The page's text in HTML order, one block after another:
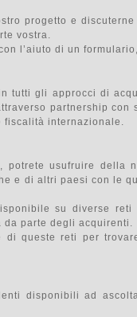
progetto e
vostra.
l’aiuto di un
tutti gli approcci di
partnership
fiscalità internazionale.
usufruire della
e di altri paesi con le
su diverse
da parte degli acquirenti.
di queste reti per
disponibili ad